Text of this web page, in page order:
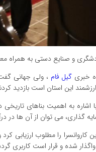
و صنایع دستی به همراه
خبری گیل فام ، ولی جهانی
این استان است بازدید
اشاره به اهمیت بناهای
می توان از آن ها در
کاروانسرا را مطلوب ارزیابی
شده و قرار است کاربری